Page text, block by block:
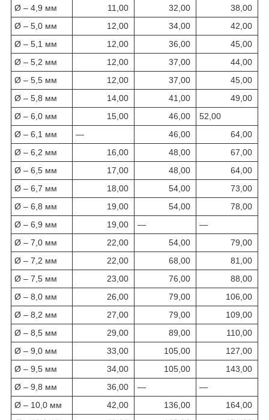
Ø – 4,9 мм 11,00 32,00
38,00
Ø – 5,0 мм
12,00 34,00
42,00
Ø – 5,1 мм
12,00 36,00
45,00
Ø – 5,2 мм
12,00 37,00
44,00
Ø – 5,5 мм
12,00 37,00
45,00
Ø – 5,8 мм
14,00 41,00
49,00
Ø – 6,0 мм
15,00 46,00
52,00
Ø – 6,1 мм
— 46,00
64,00
Ø – 6,2 мм
16,00 48,00
67,00
Ø – 6,5 мм
17,00 48,00
64,00
Ø – 6,7 мм
18,00 54,00
73,00
Ø – 6,8 мм
19,00 54,00
78,00
Ø – 6,9 мм
19,00 —
—
Ø – 7,0 мм
22,00 54,00
79,00
Ø – 7,2 мм
22,00 68,00
81,00
Ø – 7,5 мм
23,00 76,00
88,00
Ø – 8,0 мм
26,00 79,00
106,00
Ø – 8,2 мм
27,00 79,00
109,00
Ø – 8,5 мм
29,00 89,00
110,00
Ø – 9,0 мм
33,00 105,00
127,00
Ø – 9,5 мм
34,00 105,00
143,00
Ø – 9,8 мм
36,00 —
—
Ø – 10,0 мм
42,00 136,00
164,00